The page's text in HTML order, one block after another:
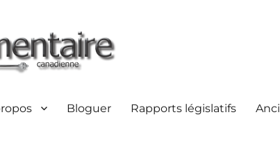
Bloguer Rapports législatifs